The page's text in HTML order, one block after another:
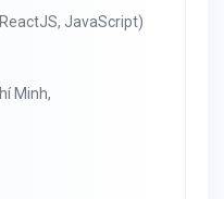
JavaScript)
Minh,